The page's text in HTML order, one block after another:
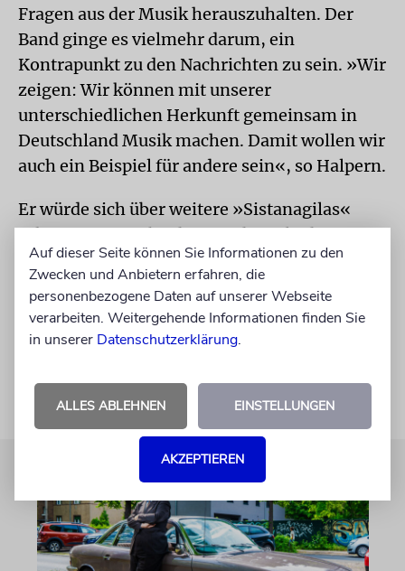
Fragen aus der Musik herauszuhalten. Der
Band ginge es vielmehr darum, ein
Kontrapunkt zu den Nachrichten zu sein. »Wir
zeigen: Wir können mit unserer
unterschiedlichen Herkunft gemeinsam in
Deutschland Musik machen. Damit wollen wir
auch ein Beispiel für andere sein«, so Halpern.
Er würde sich über weitere »Sistanagilas«
sehr freuen. Die beiden Bandmitglieder
äußerten ihre Zuversicht, im Sommer wieder
vor Publikum auftreten zu können. »Corona
war für uns eine Katastrophe. Wir wollen
endlich wieder spielen«, sagte Shafian.
Auf dieser Seite können Sie Informationen zu den
Zwecken und Anbietern erfahren, die
personenbezogene Daten auf unserer Webseite
verarbeiten. Weitergehende Informationen finden Sie
in unserer Datenschutzerklärung.
ALLES ABLEHNEN EINSTELLUNGEN
AKZEPTIEREN